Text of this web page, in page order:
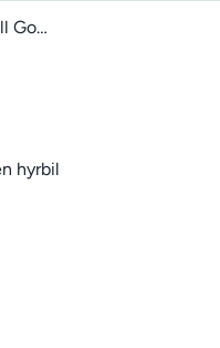
Introduktion till GoMore Nyckelfri för hyrestagare
hyrbil